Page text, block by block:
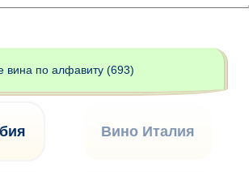
вина по алфавиту (693)
Вино Италия